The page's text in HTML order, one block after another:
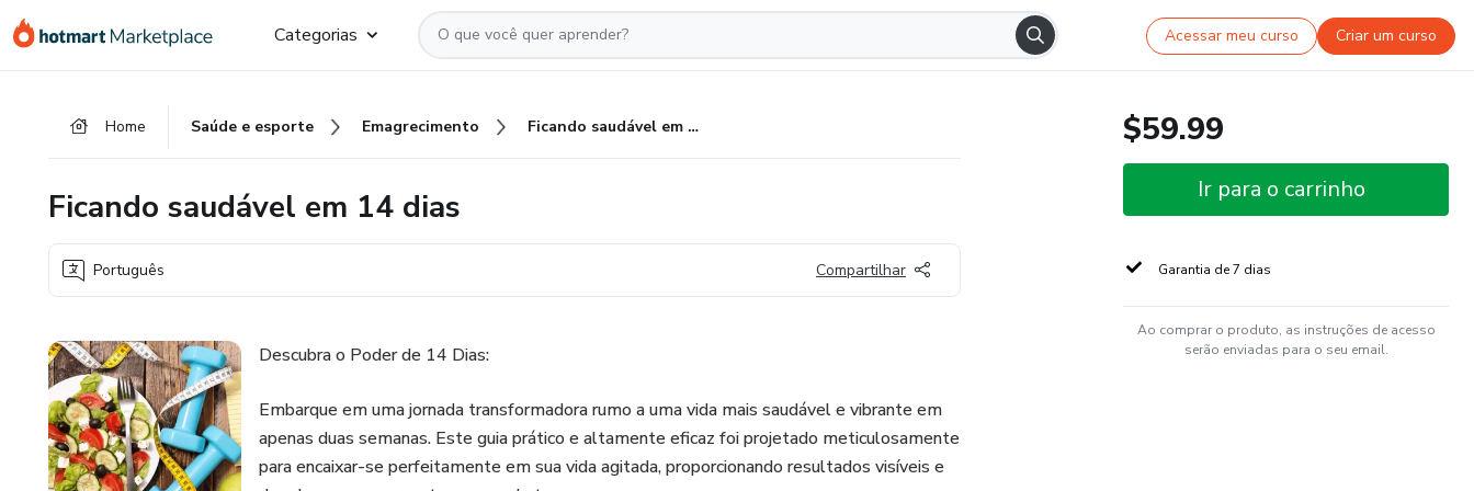
para
para
para
Categorias Acessar meu curso Criar um curso
Home Saúde e esporte Emagrecimento Ficando saudável em 14 dias
Ficando saudável em 14 dias
Português Compartilhar
Descubra o Poder de 14 Dias:
Embarque em uma jornada transformadora rumo a uma vida mais saudável e vibrante em
apenas duas semanas. Este guia prático e altamente eficaz foi projetado meticulosamente
para encaixar-se perfeitamente em sua vida agitada, proporcionando resultados visíveis e
$59.99
Ir para o carrinho
Garantia de 7 dias
Ao comprar o produto, as instruções de acesso
serão enviadas para o seu email.